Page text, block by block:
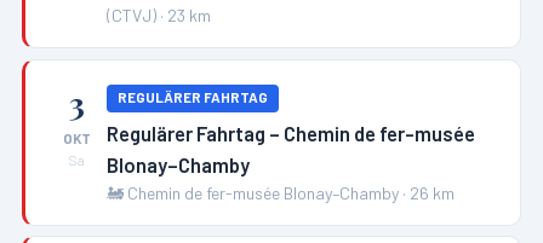
(CTVJ) · 23 km
3
OKT
Sa
REGULÄRER FAHRTAG
Regulärer Fahrtag – Chemin de fer-musée
Blonay–Chamby
🚂 Chemin de fer-musée Blonay–Chamby · 26 km